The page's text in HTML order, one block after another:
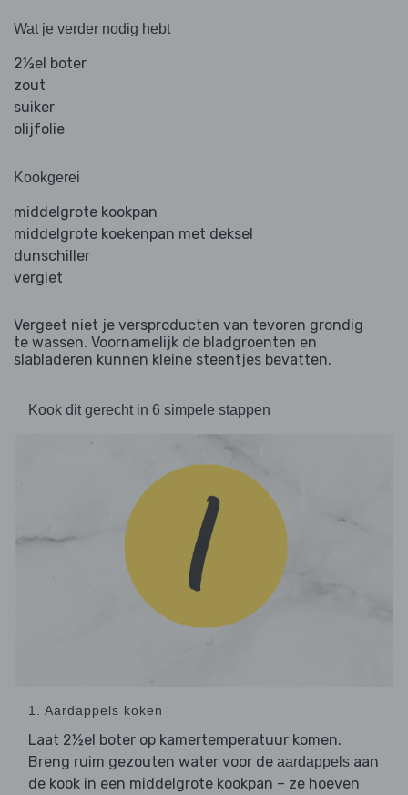
Wat je verder nodig hebt
2½el boter
zout
suiker
olijfolie
Kookgerei
middelgrote kookpan
middelgrote koekenpan met deksel
dunschiller
vergiet
Vergeet niet je versproducten van tevoren grondig
te wassen. Voornamelijk de bladgroenten en
slabladeren kunnen kleine steentjes bevatten.
Kook dit gerecht in 6 simpele stappen
1. Aardappels koken
Laat 2½el boter op kamertemperatuur komen.
Breng ruim gezouten water voor de aardappels aan
de kook in een middelgrote kookpan – ze hoeven